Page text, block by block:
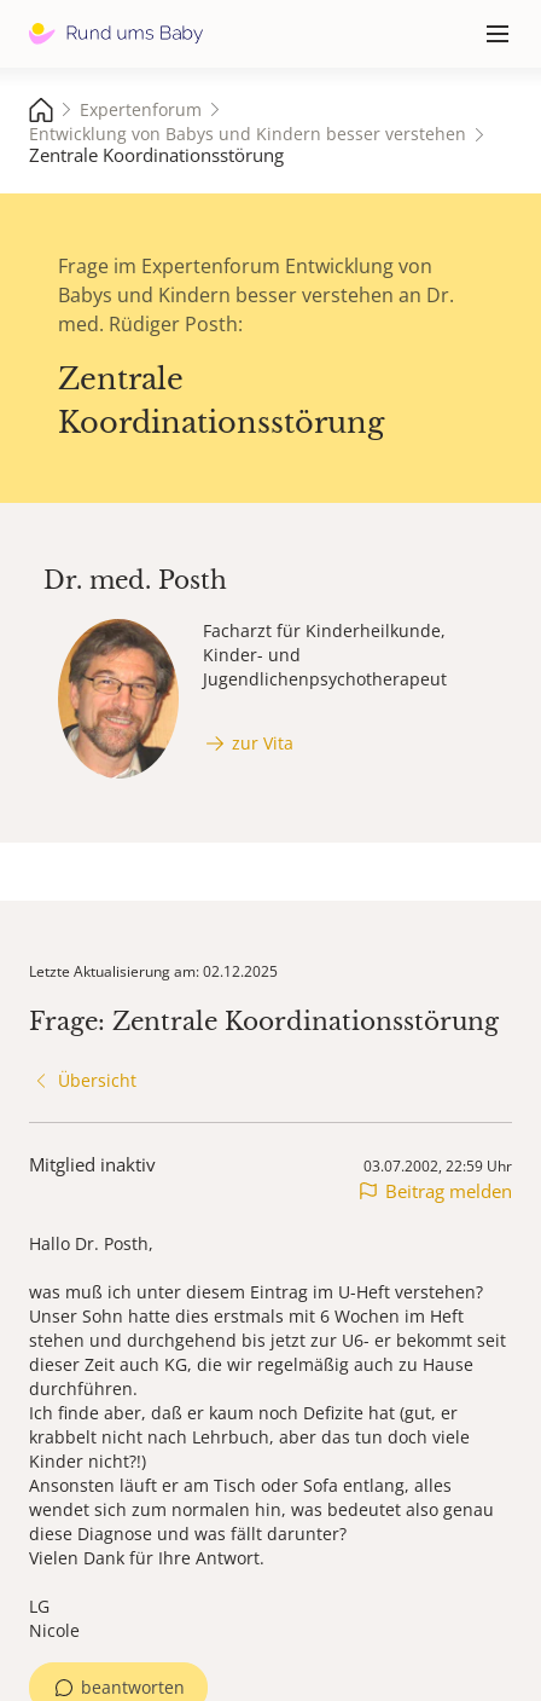
≡
Expertenforum
Entwicklung von Babys und Kindern besser verstehen
Zentrale Koordinationsstörung
Frage im Expertenforum Entwicklung von
Babys und Kindern besser verstehen an Dr.
med. Rüdiger Posth:
Zentrale
Koordinationsstörung
Dr. med. Posth
Facharzt für Kinderheilkunde,
Kinder- und
Jugendlichenpsychotherapeut
zur Vita
Letzte Aktualisierung am: 02.12.2025
Frage: Zentrale Koordinationsstörung
Übersicht
Mitglied inaktiv 03.07.2002, 22:59 Uhr
Beitrag melden
Hallo Dr. Posth,
was muß ich unter diesem Eintrag im U-Heft verstehen?
Unser Sohn hatte dies erstmals mit 6 Wochen im Heft
stehen und durchgehend bis jetzt zur U6- er bekommt seit
dieser Zeit auch KG, die wir regelmäßig auch zu Hause
durchführen.
Ich finde aber, daß er kaum noch Defizite hat (gut, er
krabbelt nicht nach Lehrbuch, aber das tun doch viele
Kinder nicht?!)
Ansonsten läuft er am Tisch oder Sofa entlang, alles
wendet sich zum normalen hin, was bedeutet also genau
diese Diagnose und was fällt darunter?
Vielen Dank für Ihre Antwort.
LG
Nicole
beantworten